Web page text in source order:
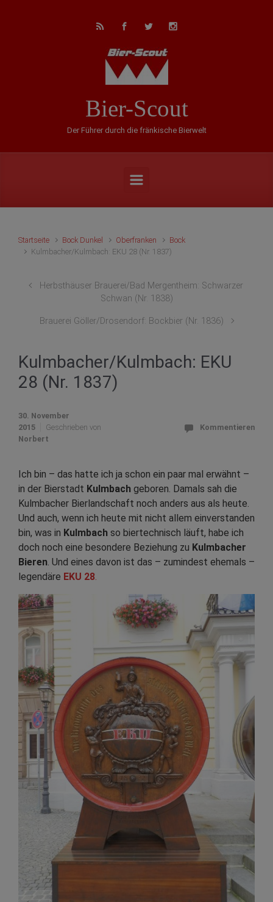
Bier-Scout
Der Führer durch die fränkische Bierwelt
Startseite Bock Dunkel Oberfranken
Bock
Kulmbacher/Kulmbach: EKU 28 (Nr. 1837)
Herbsthäuser Brauerei/Bad Mergentheim: Schwarzer
Schwan (Nr. 1838)
Brauerei Göller/Drosendorf: Bockbier (Nr. 1836)
Kulmbacher/Kulmbach: EKU
28 (Nr. 1837)
30. November
2015
Geschrieben von
Norbert
Kommentieren
Ich bin – das hatte ich ja schon ein paar mal erwähnt –
in der Bierstadt Kulmbach geboren. Damals sah die
Kulmbacher Bierlandschaft noch anders aus als heute.
Und auch, wenn ich heute mit nicht allem einverstanden
bin, was in Kulmbach so biertechnisch läuft, habe ich
doch noch eine besondere Beziehung zu Kulmbacher
Bieren. Und eines davon ist das – zumindest ehemals –
legendäre EKU 28.